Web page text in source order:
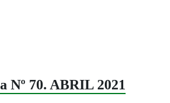
Nº 70. ABRIL 2021